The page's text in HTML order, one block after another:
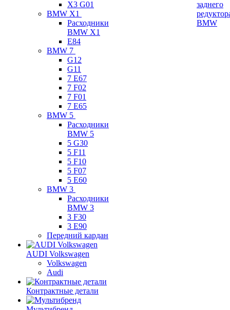
X3 G01
BMW X1
Расходники
BMW X1
E84
BMW 7
G12
G11
7 Е67
7 F02
7 F01
7 E65
BMW 5
Расходники
BMW 5
5 G30
5 F11
5 F10
5 F07
5 E60
BMW 3
Расходники
BMW 3
3 F30
3 E90
Передний кардан
AUDI Volkswagen
Volkswagen
Audi
Контрактные детали
заднего
BMW